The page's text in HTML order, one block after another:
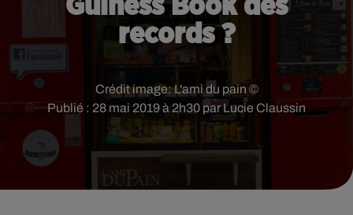
Guiness Book des
records ?
Publié : 28 mai 2019 à 2h30 par Lucie Claussin
Crédit image:L'ami du pain ©